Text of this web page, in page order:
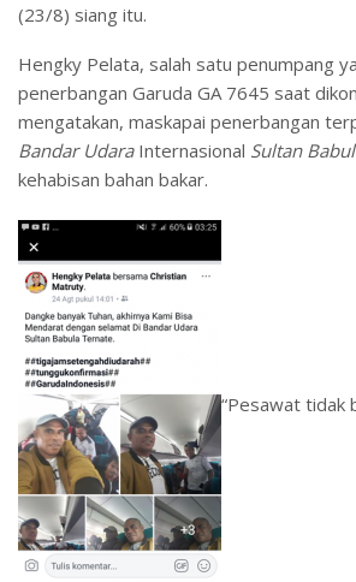
(23/8) siang itu.
Hengky Pelata, salah satu penumpang
penerbangan Garuda GA 7645 saat
mengatakan, maskapai penerbangan
Bandar UdaraInternasional Sultan
kehabisan bahan bakar.
“Pesawat tidak